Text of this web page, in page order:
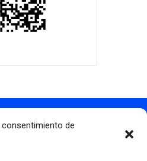
de
Contacto